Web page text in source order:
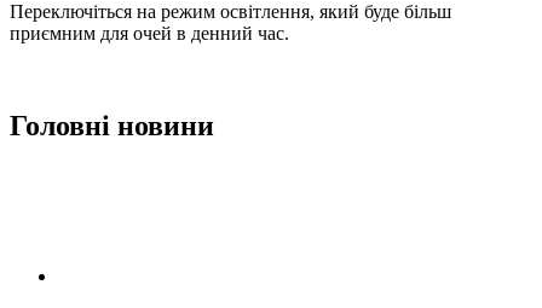
Переключіться на режим освітлення, який буде більш
приємним для очей в денний час.
Головні новини